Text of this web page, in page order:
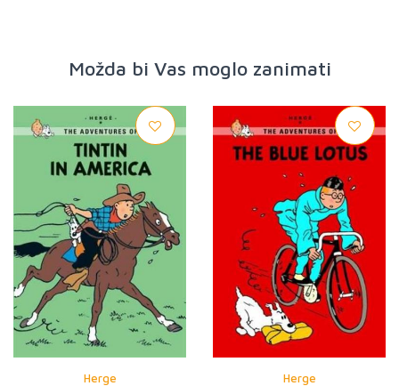
Možda bi Vas moglo zanimati
Herge Herge